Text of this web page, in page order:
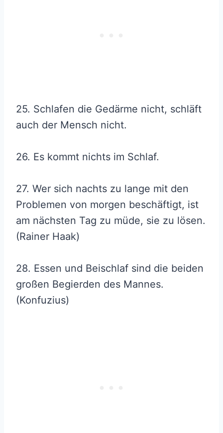
25. Schlafen die Gedärme nicht, schläft
auch der Mensch nicht.
26. Es kommt nichts im Schlaf.
27. Wer sich nachts zu lange mit den
Problemen von morgen beschäftigt, ist
am nächsten Tag zu müde, sie zu lösen.
(Rainer Haak)
28. Essen und Beischlaf sind die beiden
großen Begierden des Mannes.
(Konfuzius)